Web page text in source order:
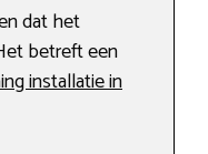
dat het
betreft een
installatie in